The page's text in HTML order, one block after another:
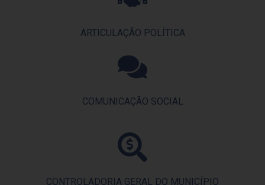
ARTICULAÇÃO POLÍTICA
COMUNICAÇÃO SOCIAL
CONTROLADORIA GERAL DO MUNICÍPIO